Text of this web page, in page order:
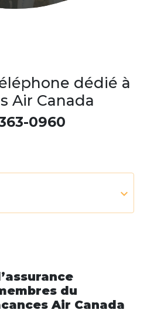
dédié à
Air Canada
0960
du
Air Canada